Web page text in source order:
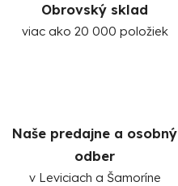
Obrovský sklad
viac ako 20 000 položiek
Naše predajne a osobný
odber
v Leviciach a Šamoríne